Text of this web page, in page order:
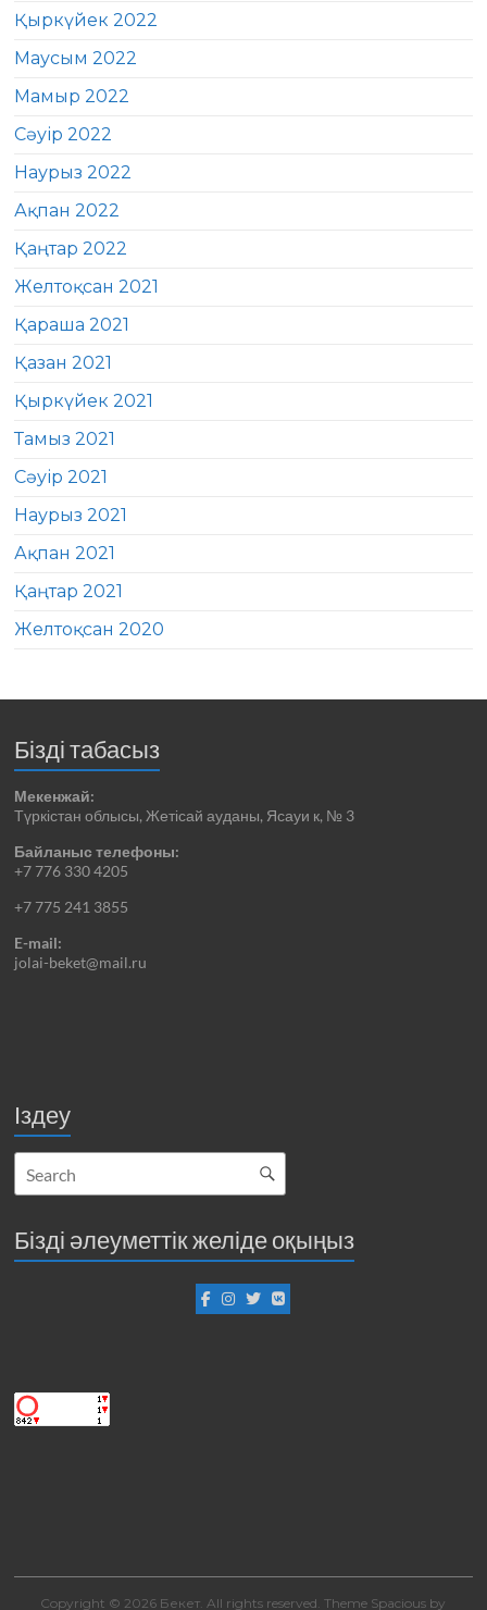
Қыркүйек 2022
Маусым 2022
Мамыр 2022
Сәуір 2022
Наурыз 2022
Ақпан 2022
Қаңтар 2022
Желтоқсан 2021
Қараша 2021
Қазан 2021
Қыркүйек 2021
Тамыз 2021
Сәуір 2021
Наурыз 2021
Ақпан 2021
Қаңтар 2021
Желтоқсан 2020
Бізді табасыз
Мекенжай:
Түркістан облысы, Жетісай ауданы, Ясауи к, № 3
Байланыс телефоны:
+7 776 330 4205
+7 775 241 3855
E-mail:
jolai-beket@mail.ru
Іздеу
Бізді әлеуметтік желіде оқыңыз
Copyright © 2026 Бекет. All rights reserved. Theme Spacious by